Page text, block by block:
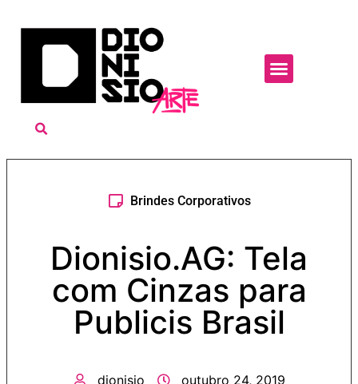
Brindes Corporativos
Dionisio.AG: Tela
com Cinzas para
Publicis Brasil
dionisio
outubro 24, 2019